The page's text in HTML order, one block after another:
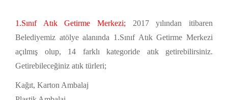
1.Sınıf Atık Getirme Merkezi; 2017 yılından itibaren
Belediyemiz atölye alanında 1.Sınıf Atık Getirme Merkezi
açılmış olup, 14 farklı kategoride atık getirebilirsiniz.
Getirebileceğiniz atık türleri;
Kağıt, Karton Ambalaj